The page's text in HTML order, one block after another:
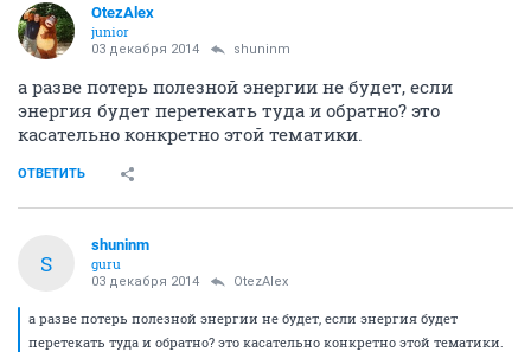
OtezAlex
junior
03 декабря 2014 shuninm
а разве потерь полезной энергии не будет, если
энергия будет перетекать туда и обратно? это
касательно конкретно этой тематики.
ОТВЕТИТЬ
S
shuninm
guru
03 декабря 2014 OtezAlex
а разве потерь полезной энергии не будет, если энергия будет
перетекать туда и обратно? это касательно конкретно этой тематики.